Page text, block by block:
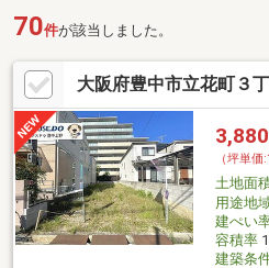
70件が該当しました。
大阪府豊中市立花町３
3,880
（坪単価
土地面
用途地
建ぺい
容積率
建築条